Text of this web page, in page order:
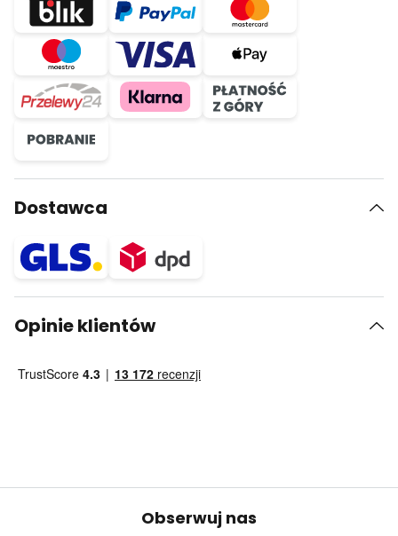
Dostawca
Opinie klientów
Obserwuj nas